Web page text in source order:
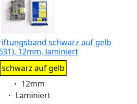
schwarz auf gelb
12mm, laminiert
schwarz auf gelb
Eigenschaft:
12mm
Eigenschaft:
Laminiert